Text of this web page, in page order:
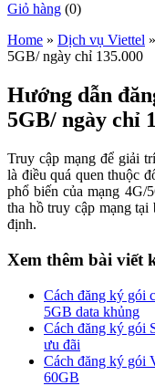
Giỏ hàng (0)
Home » Dịch vụ Viettel »
5GB/ ngày chỉ 135.000
Hướng dẫn
5GB/ ngày chỉ
Truy cập mạng để giải
là điều quá quen thuộc
phổ biến của mạng 4G/
tha hồ truy cập mạng
định.
Xem thêm bài viết
Cách đăng ký gói
5GB data khủng
Cách đăng ký gói
ưu đãi
Cách đăng ký gói
60GB